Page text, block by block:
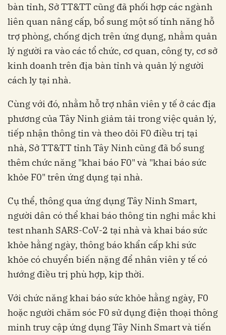
bàn tỉnh, Sở TT&TT cũng đã phối hợp các ngành
liên quan nâng cấp, bổ sung một số tính năng hỗ
trợ phòng, chống dịch trên ứng dụng, nhằm quản
lý người ra vào các tổ chức, cơ quan, công ty, cơ sở
kinh doanh trên địa bàn tỉnh và quản lý người
cách ly tại nhà.
Cùng với đó, nhằm hỗ trợ nhân viên y tế ở các địa
phương của Tây Ninh giảm tải trong việc quản lý,
tiếp nhận thông tin và theo dõi F0 điều trị tại
nhà, Sở TT&TT tỉnh Tây Ninh cũng đã bổ sung
thêm chức năng "khai báo F0" và "khai báo sức
khỏe F0" trên ứng dụng tại nhà.
Cụ thể, thông qua ứng dụng Tây Ninh Smart,
người dân có thể khai báo thông tin nghi mắc khi
test nhanh SARS-CoV-2 tại nhà và khai báo sức
khỏe hằng ngày, thông báo khẩn cấp khi sức
khỏe có chuyển biến nặng để nhân viên y tế có
hướng điều trị phù hợp, kịp thời.
Với chức năng khai báo sức khỏe hằng ngày, F0
hoặc người chăm sóc F0 sử dụng điện thoại thông
minh truy cập ứng dụng Tây Ninh Smart và tiến